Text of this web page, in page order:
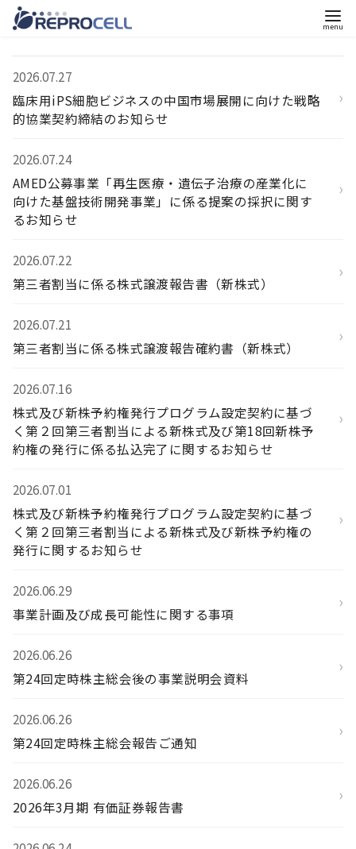
2026.07.27
臨床用iPS細胞ビジネスの中国市場展開に向けた戦略
的協業契約締結のお知らせ
›
2026.07.24
AMED公募事業「再生医療・遺伝子治療の産業化に
向けた基盤技術開発事業」に係る提案の採択に関す
るお知らせ
›
2026.07.22
第三者割当に係る株式譲渡報告書（新株式）
›
2026.07.21
第三者割当に係る株式譲渡報告確約書（新株式）
›
2026.07.16
株式及び新株予約権発行プログラム設定契約に基づ
く第２回第三者割当による新株式及び第18回新株予
約権の発行に係る払込完了に関するお知らせ
›
2026.07.01
株式及び新株予約権発行プログラム設定契約に基づ
く第２回第三者割当による新株式及び新株予約権の
発行に関するお知らせ
›
2026.06.29
事業計画及び成長可能性に関する事項
›
2026.06.26
第24回定時株主総会後の事業説明会資料
›
2026.06.26
第24回定時株主総会報告ご通知
›
2026.06.26
2026年3月期 有価証券報告書
›